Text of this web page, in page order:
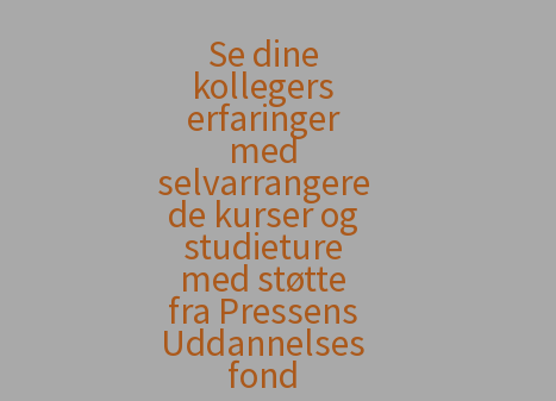
Andet
indhold
Se dine
kollegers
erfaringer
med
selvarrangere
de kurser og
studieture
med støtte
fra Pressens
Uddannelses
fond